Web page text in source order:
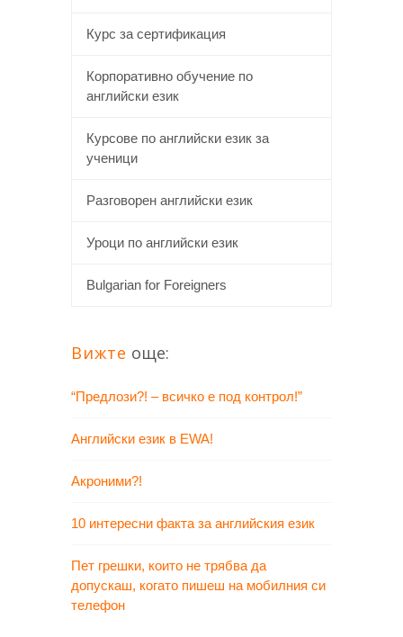
Курс за сертификация
Корпоративно обучение по
английски език
Курсове по английски език за
ученици
Разговорен английски език
Уроци по английски език
Bulgarian for Foreigners
Вижте още:
“Предлози?! – всичко е под контрол!”
Английски език в EWA!
Акроними?!
10 интересни факта за английския език
Пет грешки, които не трябва да
допускаш, когато пишеш на мобилния си
телефон